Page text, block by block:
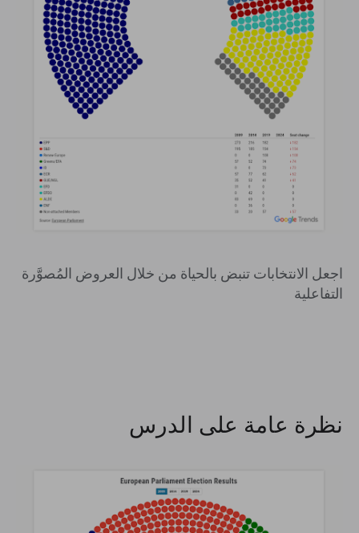
اجعل الانتخابات تنبض بالحياة من خلال العروض المُصوَّرة
التفاعلية
نظرة عامة على الدرس